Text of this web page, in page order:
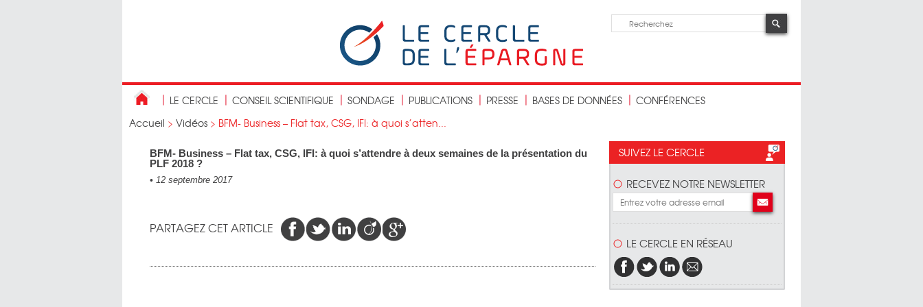
LE CERCLE CONSEIL SCIENTIFIQUE SONDAGE PUBLICATIONS PRESSE BASES DE DONNÉES
CONFÉRENCES
Accueil > Vidéos > BFM- Business – Flat tax, CSG, IFI: à quoi s’atten...
BFM- Business – Flat tax, CSG, IFI: à quoi s’attendre à deux semaines de la présentation du
PLF 2018 ?
• 12 septembre 2017
PARTAGEZ CET ARTICLE
SUIVEZ LE CERCLE
RECEVEZ NOTRE NEWSLETTER
LE CERCLE EN RÉSEAU